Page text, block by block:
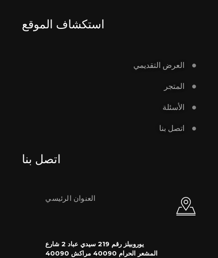
استكشاف الموقع
العرض التقديمي
المتجر
الأسئلة
اتصل بنا
اتصل بنا
العنوان الرئيسي
يوروبيلز رقم 219 سيدي عباد 2 شارع
المشعر الحرام 40090 مراكش 40090